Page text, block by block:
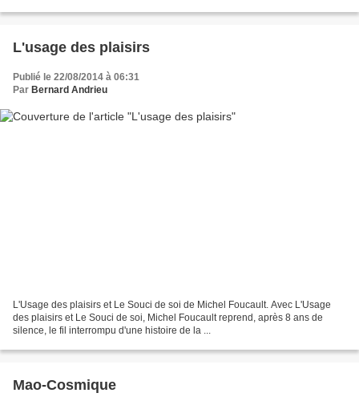
L'usage des plaisirs
Publié le 22/08/2014 à 06:31
Par Bernard Andrieu
L'Usage des plaisirs et Le Souci de soi de Michel Foucault. Avec L'Usage
des plaisirs et Le Souci de soi, Michel Foucault reprend, après 8 ans de
silence, le fil interrompu d'une histoire de la ...
Mao-Cosmique